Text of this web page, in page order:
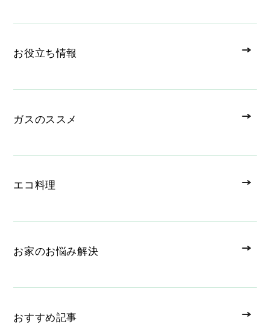
お役立ち情報
ガスのススメ
エコ料理
お家のお悩み解決
おすすめ記事